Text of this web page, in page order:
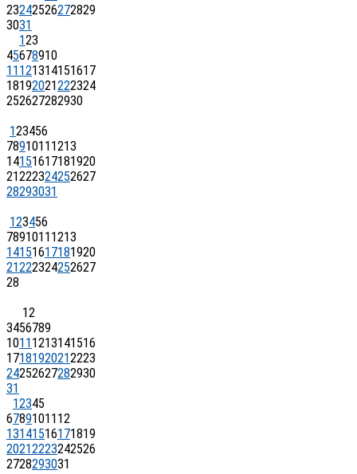
23242526272829
3031
123
45678910
11121314151617
18192021222324
252627282930
123456
78910111213
14151617181920
21222324252627
28293031
123456
78910111213
14151617181920
21222324252627
28
12
3456789
10111213141516
17181920212223
24252627282930
31
12345
6789101112
13141516171819
20212223242526
2728293031